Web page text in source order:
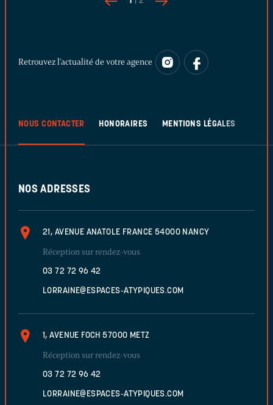
Retrouvez l'actualité de votre agence
NOUS CONTACTER HONORAIRES MENTIONS LÉGALES
NOS ADRESSES
21, AVENUE ANATOLE FRANCE 54000 NANCY
Réception sur rendez-vous
03 72 72 96 42
LORRAINE@ESPACES-ATYPIQUES.COM
1, AVENUE FOCH 57000 METZ
Réception sur rendez-vous
03 72 72 96 42
LORRAINE@ESPACES-ATYPIQUES.COM